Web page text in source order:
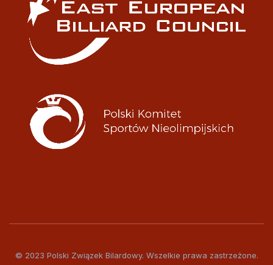
© 2023 Polski Związek Bilardowy. Wszelkie prawa zastrzeżone.